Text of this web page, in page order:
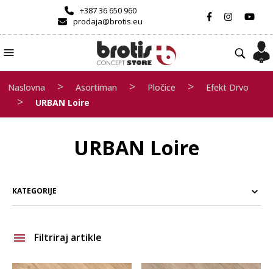
+387 36 650 960
prodaja@brotis.eu
Naslovna > Asortiman > Pločice > Efekt Drvo
> URBAN Loire
URBAN Loire
KATEGORIJE
Filtriraj artikle